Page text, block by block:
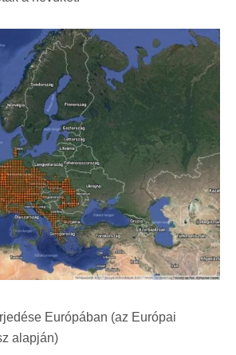
Európában (az Európai
alapján)